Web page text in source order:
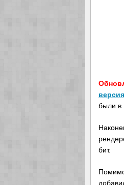
версия
были в
бит.